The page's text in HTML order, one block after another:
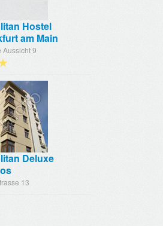
Hostel
am Main
Aussicht 9
Deluxe
13